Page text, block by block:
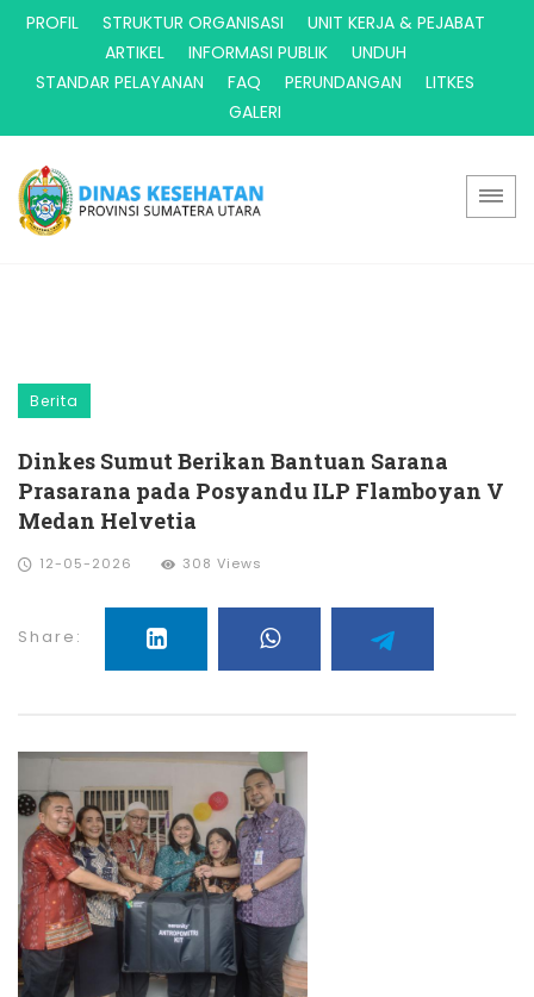
PROFIL STRUKTUR ORGANISASI
UNIT KERJA & PEJABAT
ARTIKEL
INFORMASI PUBLIK
UNDUH
STANDAR PELAYANAN
FAQ PERUNDANGAN
LITKES
GALERI
Berita
Dinkes Sumut Berikan Bantuan Sarana
Prasarana pada Posyandu ILP Flamboyan V
Medan Helvetia
12-05-2026 308 Views
Share: